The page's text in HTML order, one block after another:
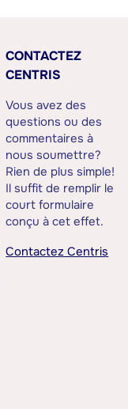
CONTACTEZ
CENTRIS
Vous avez des
questions ou des
commentaires à
nous soumettre?
Rien de plus simple!
Il suffit de remplir le
court formulaire
conçu à cet effet.
Contactez Centris